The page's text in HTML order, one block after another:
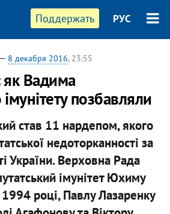
Поддержать РУС
8 декабря 2016, 23:55
Вадима
позбавляли
став 11 нардепом, якого
недоторканності за
України. Верховна Рада
імунітет Юхиму
1994 році, Павлу Лазаренку